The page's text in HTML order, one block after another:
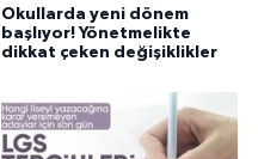
Okullarda yeni dönem
başlıyor! Yönetmelikte
dikkat çeken değişiklikler